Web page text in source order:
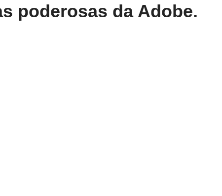
poderosas da Adobe.